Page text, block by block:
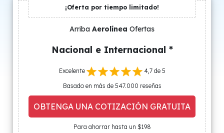
¡Oferta por tiempo limitado!
Arriba Aerolínea Ofertas
Nacional e Internacional *
Excelente
4,7 de 5
Basado en más de 547.000 reseñas
OBTENGA UNA COTIZACIÓN GRATUITA
Para ahorrar hasta un $198